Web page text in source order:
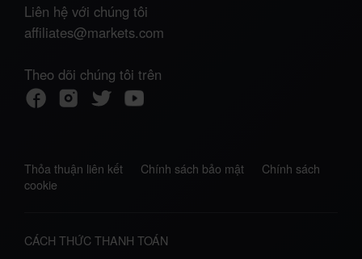
Liên hệ với chúng tôi
affiliates@markets.com
Theo dõi chúng tôi trên
Thỏa thuận liên kết Chính sách bảo mật
Chính sách
cookie
CÁCH THỨC THANH TOÁN